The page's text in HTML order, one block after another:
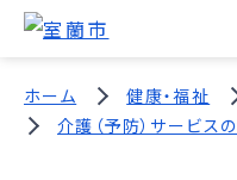
ホーム 健康・福祉
介護（予防）サービス